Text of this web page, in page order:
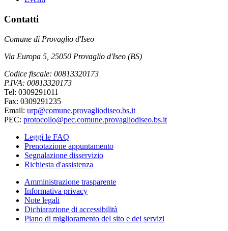
Contatti
Comune di Provaglio d'Iseo
Via Europa 5, 25050 Provaglio d'Iseo (BS)
Codice fiscale: 00813320173
P.IVA: 00813320173
Tel: 0309291011
Fax: 0309291235
Email: urp@comune.provagliodiseo.bs.it
PEC: protocollo@pec.comune.provagliodiseo.bs.it
Leggi le FAQ
Prenotazione appuntamento
Segnalazione disservizio
Richiesta d'assistenza
Amministrazione trasparente
Informativa privacy
Note legali
Dichiarazione di accessibilità
Piano di miglioramento del sito e dei servizi